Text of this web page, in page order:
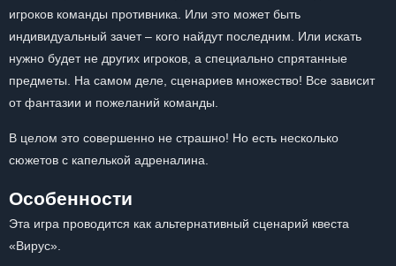
игроков команды противника. Или это может быть
индивидуальный зачет – кого найдут последним. Или искать
нужно будет не других игроков, а специально спрятанные
предметы. На самом деле, сценариев множество! Все зависит
от фантазии и пожеланий команды.
В целом это совершенно не страшно! Но есть несколько
сюжетов с капелькой адреналина.
Особенности
Эта игра проводится как альтернативный сценарий квеста
«Вирус».